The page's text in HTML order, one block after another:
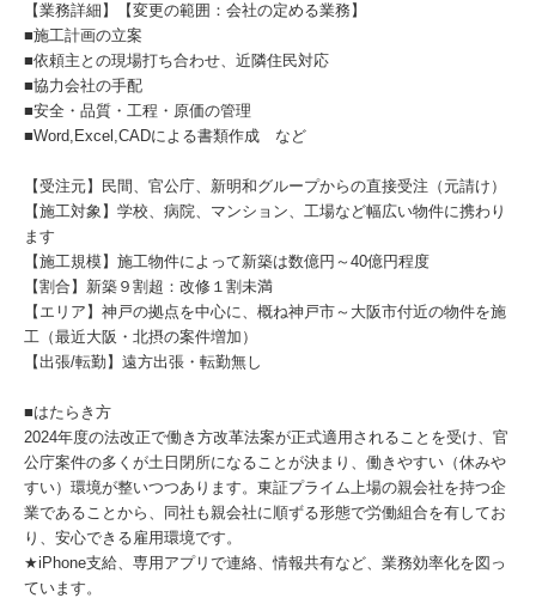
【業務詳細】【変更の範囲：会社の定める業務】
■施工計画の立案
■依頼主との現場打ち合わせ、近隣住民対応
■協力会社の手配
■安全・品質・工程・原価の管理
■Word,Excel,CADによる書類作成 など
【受注元】民間、官公庁、新明和グループからの直接受注（元請け）
【施工対象】学校、病院、マンション、工場など幅広い物件に携わり
ます
【施工規模】施工物件によって新築は数億円～40億円程度
【割合】新築９割超：改修１割未満
【エリア】神戸の拠点を中心に、概ね神戸市～大阪市付近の物件を施
工（最近大阪・北摂の案件増加）
【出張/転勤】遠方出張・転勤無し
■はたらき方
2024年度の法改正で働き方改革法案が正式適用されることを受け、官
公庁案件の多くが土日閉所になることが決まり、働きやすい（休みや
すい）環境が整いつつあります。東証プライム上場の親会社を持つ企
業であることから、同社も親会社に順ずる形態で労働組合を有してお
り、安心できる雇用環境です。
★iPhone支給、専用アプリで連絡、情報共有など、業務効率化を図っ
ています。